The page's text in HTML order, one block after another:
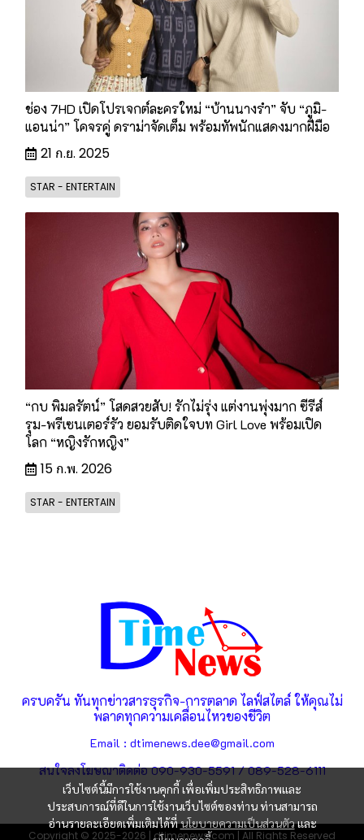
ช่อง 7HD เปิดโปรเจกต์ละครใหม่ “บ้านนางรำ” จับ “ภูมิ-
แอนน่า” โคจรคู่ ดราม่าจัดเต็ม พร้อมทัพนักแสดงมากฝีมือ
21 ก.ย. 2025
STAR - ENTERTAIN
“กบ พิมลรัตน์” โสดสวยสับ! รักไม่รุ่ง แต่งานพุ่งมาก ซีรีส์
รุม-พรีเซนเตอร์รัว ยอมรับติดใจบท Girl Love พร้อมเปิด
โลก “หญิงรักหญิง”
15 ก.พ. 2026
STAR - ENTERTAIN
เว็บไซต์นี้มีการใช้งานคุกกี้ เพื่อเพิ่มประสิทธิภาพและ
ประสบการณ์ที่ดีในการใช้งานเว็บไซต์ของท่าน ท่านสามารถ
อ่านรายละเอียดเพิ่มเติมได้ที่นโยบายความเป็นส่วนตัวและ
ครบครัน ทันทุกข่าวสารธุรกิจ-การตลาด ไลฟ์สไตล์ ให้คุณไม่
พลาดทุกความเคลื่อนไหวของชีวิต
Email : dtimenews.dee@gmail.com
สนใจลงโฆษณาติดต่อ 090-930-5591 / 089-528-6111
Copyright © 2025-2026 | dtimenews.com | All Rights Reserved